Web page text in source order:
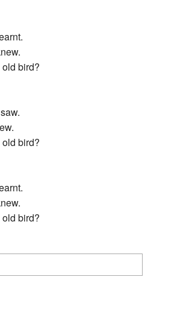
bird?
bird?
bird?